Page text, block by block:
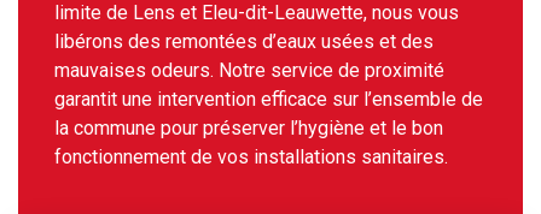
limite de Lens et Eleu-dit-Leauwette, nous vous
libérons des remontées d’eaux usées et des
mauvaises odeurs. Notre service de proximité
garantit une intervention efficace sur l’ensemble de
la commune pour préserver l’hygiène et le bon
fonctionnement de vos installations sanitaires.